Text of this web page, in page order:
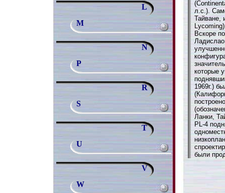
L
M
N
P
R
S
T
U
V
W
л.с.).
Тайване,
Вскоре
которые
1969г.)
Ланки,
PL-4
были